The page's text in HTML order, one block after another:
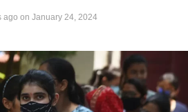
ago on January 24, 2024